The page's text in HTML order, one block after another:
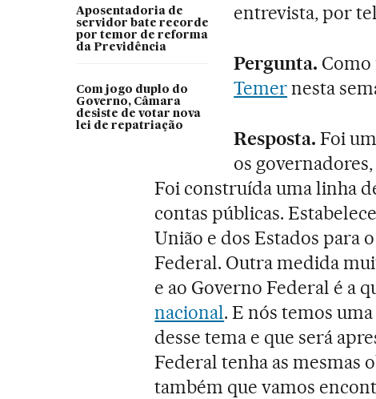
Aposentadoria de
servidor bate recorde
por temor de reforma
da Previdência
Com jogo duplo do
Governo, Câmara
desiste de votar nova
lei de repatriação
entrevista, por
Pergunta. Como
Temernesta
Resposta. Foi
os
Foi construída uma linha
contas públicas.
União e dos Estados para o
Federal. Outra medida
e ao Governo Federal é a
nacional. E nós temos
desse tema e que será
Federal tenha as mesmas
também que vamos